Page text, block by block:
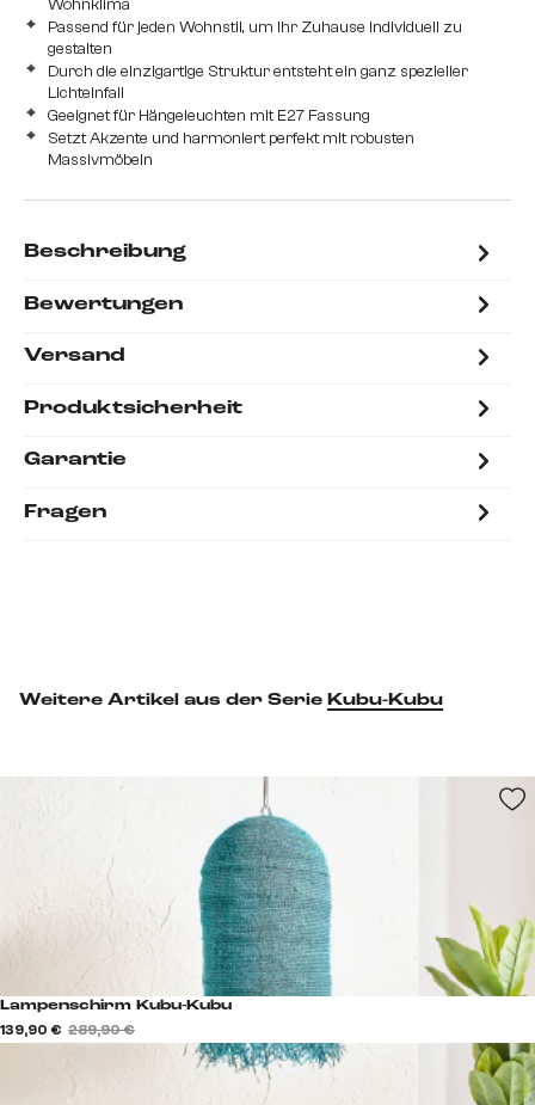
Wohnklima
Passend für jeden Wohnstil, um Ihr Zuhause individuell zu
gestalten
Durch die einzigartige Struktur entsteht ein ganz spezieller
Lichteinfall
Geeignet für Hängeleuchten mit E27 Fassung
Setzt Akzente und harmoniert perfekt mit robusten
Massivmöbeln
Beschreibung
Bewertungen
Versand
Produktsicherheit
Garantie
Fragen
Weitere Artikel aus der Serie Kubu-Kubu
Lampenschirm Kubu-Kubu
139,90 € 289,90 €